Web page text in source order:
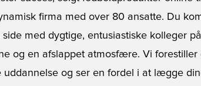
firma med over 80 ansatte. Du
med dygtige, entusiastiske kolleger
og en afslappet atmosfære. Vi forestiller
uddannelse og ser en fordel i at lægge